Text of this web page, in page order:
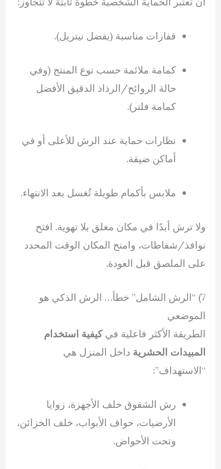
قفازات مناسبة (يفضل نيتريل).
كمامة ملائمة حسب نوع المنتج (وفي
حالة الروائح/الرذاذ الدقيق الأفضل
كمامة فلتر).
نظارات حماية عند الرش للأعلى أو في
أماكن ضيقة.
ملابس بأكمام طويلة تُغسل بعد الانتهاء.
ولا ترش أبدًا في مكان مغلق بلا تهوية. افتح
نوافذ/شفاطات، وامنح المكان الوقت المحدد
على الملصق قبل العودة.
7) “الرش الشامل” خطأ… الرش الذكي هو
الموضعي
الطريقة الأكثر فاعلية فيكيفية استخدام
المبيدات الحشرية داخل المنزل هي
“الاستهداف”:
رش الشقوق خلف الأجهزة، زوايا
الأرضيات، حواف الأبواب، خلف الخزائن،
وتحت الأحواض.